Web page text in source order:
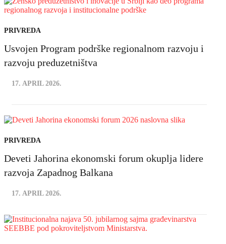
PRIVREDA
Usvojen Program podrške regionalnom razvoju i
razvoju preduzetništva
17. APRIL 2026.
PRIVREDA
Deveti Jahorina ekonomski forum okuplja lidere
razvoja Zapadnog Balkana
17. APRIL 2026.